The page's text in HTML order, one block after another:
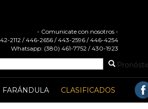
- Comunicate con nosotros -
2112 / 446-2656 / 443-2596 / 446-4254
Whatsapp: (380) 461-7752 / 430-1923
FARÁNDULA CLASIFICADOS